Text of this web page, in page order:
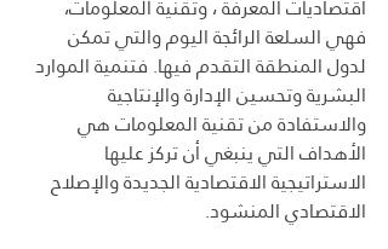
اقتصاديات المعرفة ، وتقنية المعلومات،
فهي السلعة الرائجة اليوم والتي تمكن
لدول المنطقة التقدم فيها. فتنمية الموارد
البشرية وتحسين الإدارة والإنتاجية
والاستفادة من تقنية المعلومات هي
الأهداف التي ينبغي أن تركز عليها
الاستراتيجية الاقتصادية الجديدة والإصلاح
الاقتصادي المنشود.